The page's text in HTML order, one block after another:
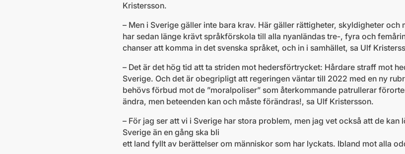
Kristersson.
– Men i Sverige gäller inte bara krav. Här gäller rättigheter, skyldigheter
har sedan länge krävt språkförskola till alla nyanländas tre-, fyra och
chanser att komma in det svenska språket, och in i samhället, sa Ulf
– Det är det hög tid att ta striden mot hedersförtrycket: Hårdare straff mot
Sverige. Och det är obegripligt att regeringen väntar till 2022 med en ny
behövs förbud mot de ”moralpoliser” som återkommande patrullerar
ändra, men beteenden kan och måste förändras!, sa Ulf Kristersson.
– För jag ser att vi i Sverige har stora problem, men jag vet också att de kan
Sverige än en gång ska bli
ett land fyllt av berättelser om människor som har lyckats. Ibland mot alla